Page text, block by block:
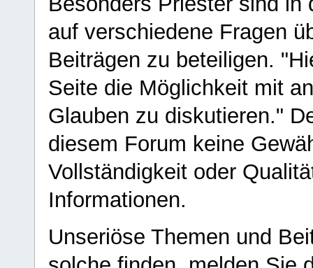
auf verschiedene Fragen
Beiträgen zu beteiligen.
Seite die Möglichkeit mit
Glauben zu diskutieren."
diesem Forum keine
Vollständigkeit oder
Informationen.
Unseriöse Themen und